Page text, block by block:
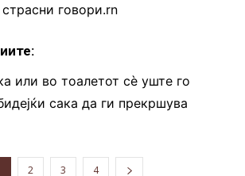
страсни говори.rn
или во тоалетот сè уште го
сака да ги прекршува
2 3 4